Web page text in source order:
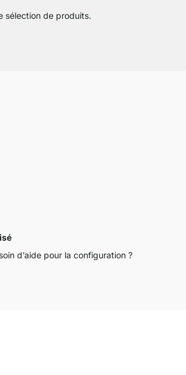
sélection de produits.
d’aide pour la configuration ?